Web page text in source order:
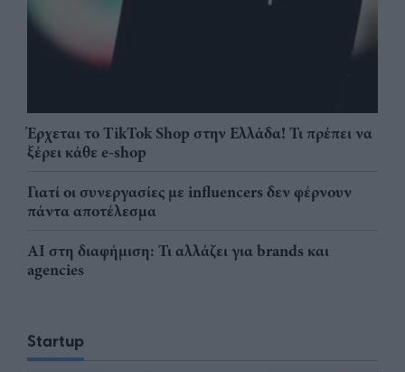
Έρχεται το TikTok Shop στην Ελλάδα! Τι πρέπει να
ξέρει κάθε e-shop
Γιατί οι συνεργασίες με influencers δεν φέρνουν
πάντα αποτέλεσμα
AI στη διαφήμιση: Τι αλλάζει για brands και
agencies
Startup